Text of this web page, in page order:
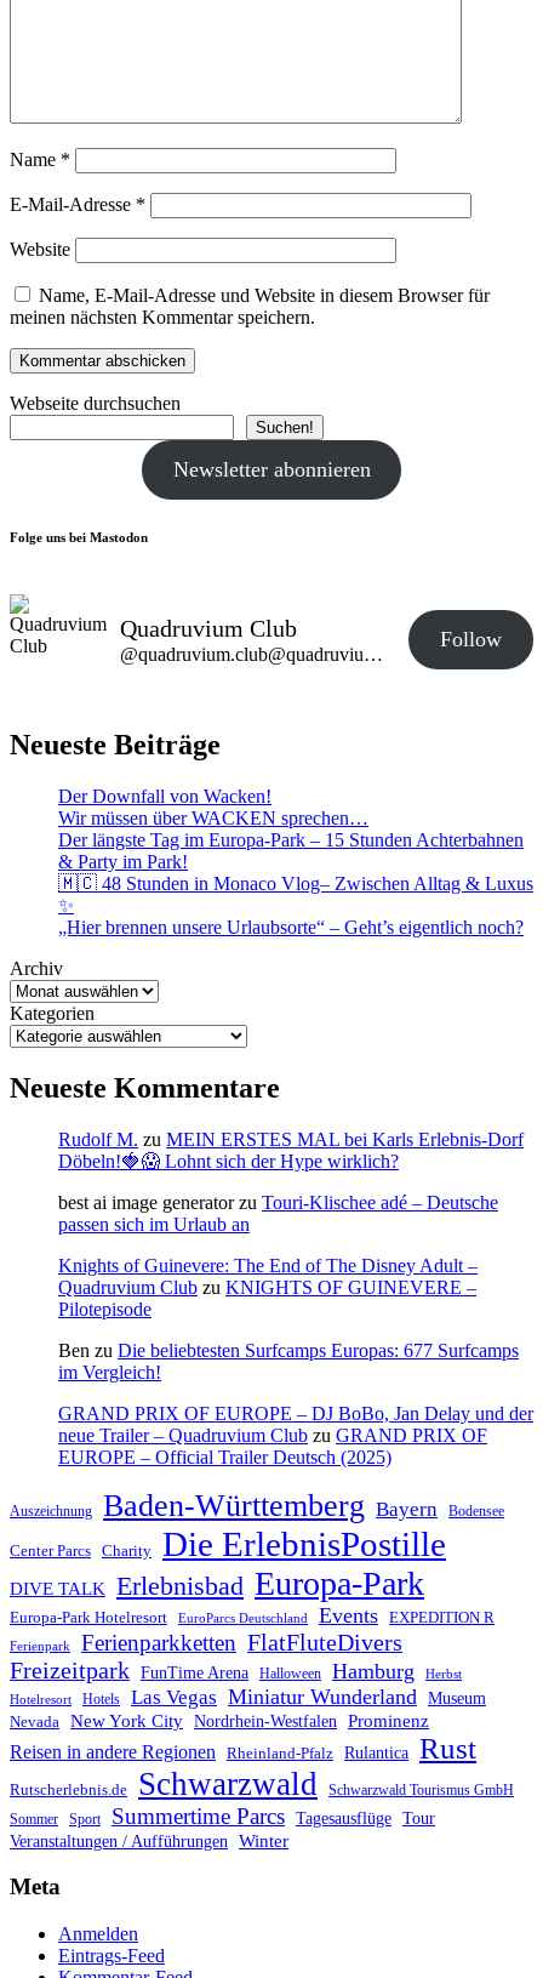
Name *
E-Mail-Adresse *
Website
Name, E-Mail-Adresse und Website in diesem Browser für
meinen nächsten Kommentar speichern.
Webseite durchsuchen
Suchen!
Newsletter abonnieren
Folge uns bei Mastodon
Quadruvium Club
@quadruvium.club@quadruvium.club
Follow
Neueste Beiträge
Der Downfall von Wacken!
Wir müssen über WACKEN sprechen…
Der längste Tag im Europa-Park – 15 Stunden Achterbahnen
& Party im Park!
🇲🇨 48 Stunden in Monaco Vlog– Zwischen Alltag & Luxus
✨
„Hier brennen unsere Urlaubsorte“ – Geht’s eigentlich noch?
Archiv
Kategorien
Neueste Kommentare
Rudolf M. zu MEIN ERSTES MAL bei Karls Erlebnis-Dorf
Döbeln!🍓😱 Lohnt sich der Hype wirklich?
best ai image generatorzu Touri-Klischee adé – Deutsche
passen sich im Urlaub an
Knights of Guinevere: The End of The Disney Adult –
Quadruvium Club zu KNIGHTS OF GUINEVERE –
Pilotepisode
Ben zu Die beliebtesten Surfcamps Europas: 677 Surfcamps
im Vergleich!
GRAND PRIX OF EUROPE – DJ BoBo, Jan Delay und der
neue Trailer – Quadruvium Club zu GRAND PRIX OF
EUROPE – Official Trailer Deutsch (2025)
Auszeichnung Baden-Württemberg Bayern Bodensee
Center Parcs Charity Die ErlebnisPostille
DIVE TALK Erlebnisbad Europa-Park
Europa-Park Hotelresort EuroParcs Deutschland Events EXPEDITION R
Ferienpark Ferienparkketten FlatFluteDivers
Freizeitpark FunTime Arena Halloween Hamburg Herbst
Hotelresort Hotels Las Vegas Miniatur Wunderland Museum
Nevada New York City Nordrhein-Westfalen
Prominenz
Reisen in andere Regionen
Rheinland-Pfalz Rulantica Rust
Rutscherlebnis.de Schwarzwald
Schwarzwald Tourismus GmbH
Sommer
Sport Summertime Parcs Tagesausflüge Tour
Veranstaltungen / Aufführungen
Winter
Meta
Anmelden
Eintrags-Feed